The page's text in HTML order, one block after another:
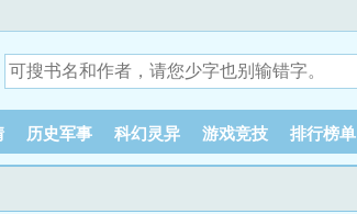
历史军事 科幻灵异 游戏竞技 排行榜单